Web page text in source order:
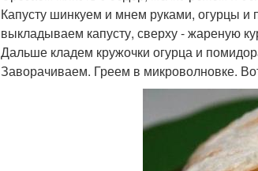
Капусту шинкуем и мнем руками, огурцы
выкладываем капусту, сверху - жареную
Дальше кладем кружочки огурца и
Заворачиваем. Греем в микроволновке.